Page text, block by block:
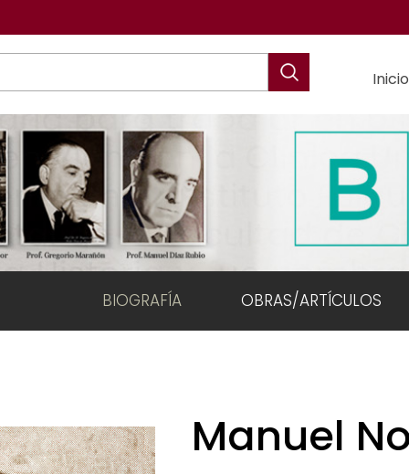
Inicio
BIOGRAFÍA OBRAS/ARTÍCULOS
Manuel